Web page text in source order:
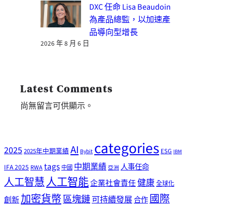
DXC 任命 Lisa Beaudoin
為產品總監，以加速產
品導向型增長
2026 年 8 月 6 日
Latest Comments
尚無留言可供顯示。
20252025年中期業績AI Bybitcategories ESG IBM
IFA 2025 RWAtags 中國 中期業績 亞洲 人事任命
人工智慧人工智能企業社會責任健康全球化
創新加密貨幣區塊鏈可持續發展合作國際